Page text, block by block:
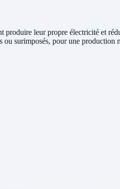
produire leur propre électricité et
ou surimposés, pour une production